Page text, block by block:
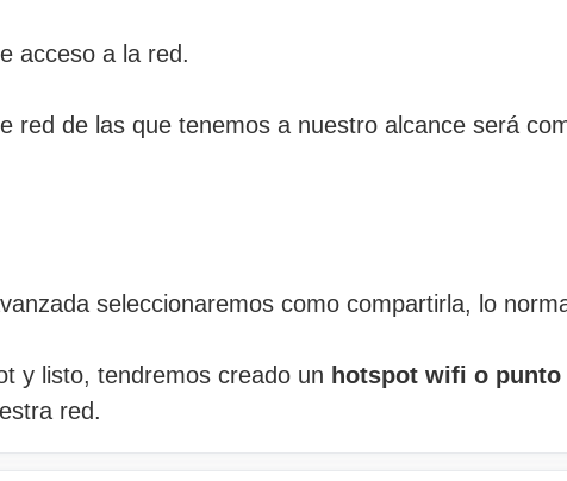
acceso a la red.
red de las que tenemos a nuestro alcance será
seleccionaremos como compartirla, lo
y listo, tendremos creado un hotspot wifi o
red.